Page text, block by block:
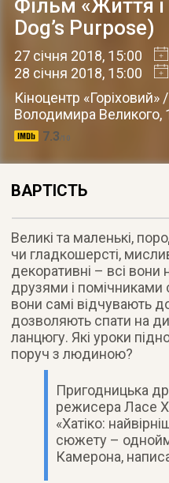
Фільм «Життя
Dog’s Purpose)
27 січня 2018, 15:00
28 січня 2018, 15:00
Кіноцентр
Володимира Великого,
7.3 /10
ВАРТІСТЬ
Великі та маленькі,
чи гладкошерсті,
декоративні – всі
друзями і
вони самі відчувають
дозволяють спати на
ланцюгу. Які уроки
поруч з людиною?
Пригодницька
режисера Ласе
«Хатіко:
сюжету –
Камерона,